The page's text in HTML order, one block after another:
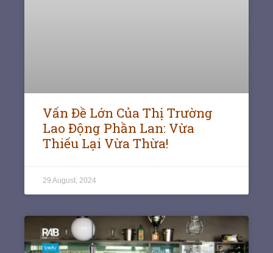
Vấn Đề Lớn Của Thị Trường
Lao Động Phần Lan: Vừa
Thiếu Lại Vừa Thừa!
29 August, 2024